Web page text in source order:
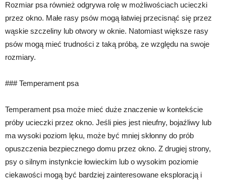
Rozmiar psa również odgrywa rolę w możliwościach ucieczki
przez okno. Małe rasy psów mogą łatwiej przecisnąć się przez
wąskie szczeliny lub otwory w oknie. Natomiast większe rasy
psów mogą mieć trudności z taką próbą, ze względu na swoje
rozmiary.
### Temperament psa
Temperament psa może mieć duże znaczenie w kontekście
próby ucieczki przez okno. Jeśli pies jest nieufny, bojaźliwy lub
ma wysoki poziom lęku, może być mniej skłonny do prób
opuszczenia bezpiecznego domu przez okno. Z drugiej strony,
psy o silnym instynkcie łowieckim lub o wysokim poziomie
ciekawości mogą być bardziej zainteresowane eksploracją i